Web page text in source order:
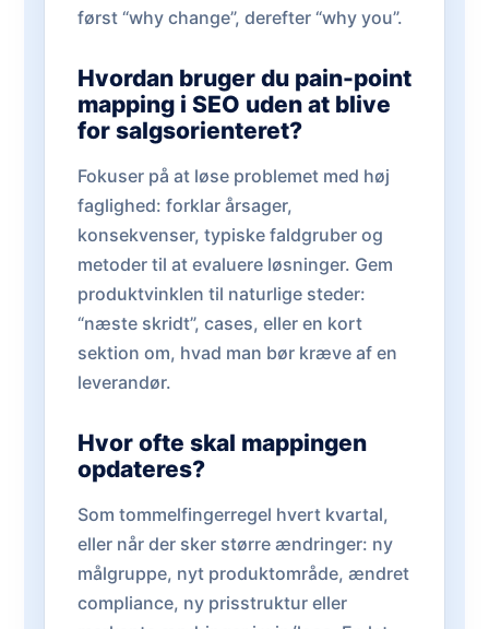
først “why change”, derefter “why you”.
Hvordan bruger du pain-point
mapping i SEO uden at blive
for salgsorienteret?
Fokuser på at løse problemet med høj
faglighed: forklar årsager,
konsekvenser, typiske faldgruber og
metoder til at evaluere løsninger. Gem
produktvinklen til naturlige steder:
“næste skridt”, cases, eller en kort
sektion om, hvad man bør kræve af en
leverandør.
Hvor ofte skal mappingen
opdateres?
Som tommelfingerregel hvert kvartal,
eller når der sker større ændringer: ny
målgruppe, nyt produktområde, ændret
compliance, ny prisstruktur eller